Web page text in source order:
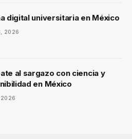
digital universitaria en México
2026
al sargazo con ciencia y
en México
2026